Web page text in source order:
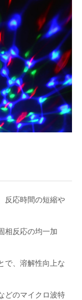
反応時間の短縮や
相反応の均一加
で、溶解性向上な
どのマイクロ波特